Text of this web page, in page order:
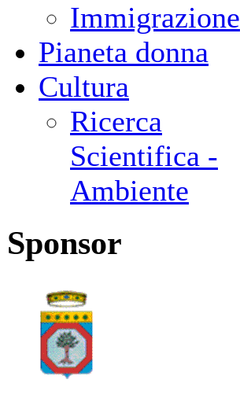
Immigrazione
Pianeta donna
Cultura
Ricerca
Scientifica -
Ambiente
Sponsor